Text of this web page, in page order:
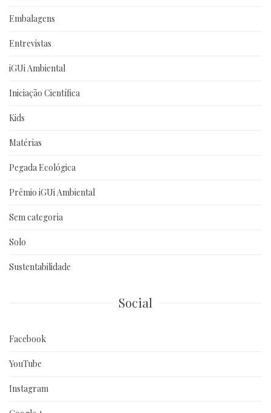
Embalagens
Entrevistas
iGUi Ambiental
Iniciação Científica
Kids
Matérias
Pegada Ecológica
Prêmio iGUi Ambiental
Sem categoria
Solo
Sustentabilidade
Social
Facebook
YouTube
Instagram